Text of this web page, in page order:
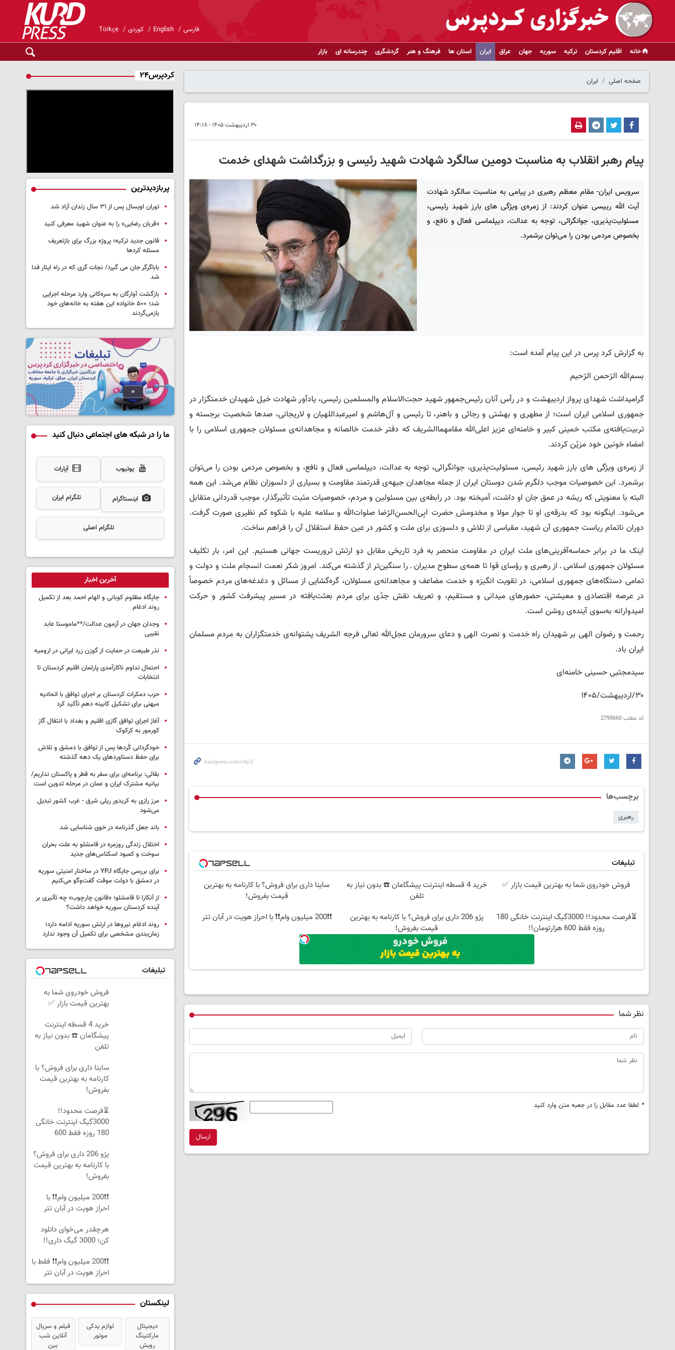
فارسی English کوردی Türkçe
خانه اقلیم کردستان ترکیه سوریه جهان عراق ایران استان ها فرهنگ و هنر گردشگری چندرسانه ای بازار
صفحه اصلی ایران
۳۰ اردیبهشت ۱۴۰۵ - ۱۴:۱۸
پیام رهبر انقلاب به ‌مناسبت دومین سالگرد شهادت شهید رئیسی و بزرگداشت شهدای خدمت
سرویس ایران- مقام معظم رهبری در پیامی به مناسبت سالگرد شهادت
آیت الله رییسی عنوان کردند: از زمره‌ی ویژگی های بارز شهید رئیسی،
مسئولیت‌پذیری، جوانگرائی، توجه به عدالت، دیپلماسی فعال و نافع، و
بخصوص مردمی بودن را می‌توان برشمرد.
به گزارش کرد پرس در این پیام آمده است:
بسم‌الله الرّحمن الرّحیم
گرامیداشت شهدای پرواز اردیبهشت و در رأس آنان رئیس‌جمهور شهید حجت‌الاسلام والمسلمین رئیسی، یادآور شهادت خیل شهیدان خدمتگزار در
جمهوری اسلامی ایران است؛ از مطهری و بهشتی و رجائی و باهنر، تا رئیسی و آل‌هاشم و امیرعبداللهیان و لاریجانی، صدها شخصیت برجسته و
تربیت‌یافته‌ی مکتب خمینی کبیر و خامنه‌ای عزیز اعلی‌الله مقامهماالشریف که دفتر خدمت خالصانه و مجاهدانه‌ی مسئولان جمهوری اسلامی را با
امضاء خونین خود مزیّن کردند.
از زمره‌ی ویژگی های بارز شهید رئیسی، مسئولیت‌پذیری، جوانگرائی، توجه به عدالت، دیپلماسی فعال و نافع، و بخصوص مردمی بودن را می‌توان
برشمرد. این خصوصیات موجب دلگرم شدن دوستان ایران از جمله مجاهدان جبهه‌ی قدرتمند مقاومت و بسیاری از دلسوزان نظام می‌شد. این همه
البته با معنویتی که ریشه در عمق جان او داشت، آمیخته بود. در رابطه‌ی بین مسئولین و مردم، خصوصیات مثبت تأثیرگذار، موجب قدردانی متقابل
می‌شود. اینگونه بود که بدرقه‌ی او تا جوار مولا و مخدومش حضرت ابِی‌الحسنِ‌الرّضا صلوات‌الله و سلامه ‌علیه با شکوه کم نظیری صورت گرفت.
دوران ناتمام ریاست جمهوری آن شهید، مقیاسی از تلاش و دلسوزی برای ملت و کشور در عین حفظ استقلال آن را فراهم ساخت.
اینک ما در برابر حماسه‌آفرینی‌های ملت ایران در مقاومت منحصر به فرد تاریخی مقابل دو ارتش تروریست جهانی هستیم. این امر، بار تکلیف
مسئولان جمهوری اسلامی ـ از رهبری و رؤسای قوا تا همه‌ی سطوح مدیران ـ را سنگین‌تر از گذشته می‌کند. امروز شکر نعمت انسجام ملت و دولت و
تمامی دستگاه‌های جمهوری اسلامی، در تقویت انگیزه و خدمت مضاعف و مجاهدانه‌ی مسئولان، گره‌گشایی از مسائل و دغدغه‌های مردم خصوصاً
در عرصه اقتصادی و معیشتی، حضورهای میدانی و مستقیم، و تعریف نقش جدّی برای مردم بعثت‌یافته در مسیر پیشرفت کشور و حرکت
امیدوارانه به‌سوی آینده‌ی روشن است.
رحمت و رضوان الهی بر شهیدان راه خدمت و نصرت الهی و دعای سرورمان عجل‌الله تعالی فرجه‌ الشریف پشتوانه‌ی خدمتگزاران به مردم مسلمان
ایران باد.
سیدمجتبی حسینی خامنه‌ای
۳۰/اردیبهشت/۱۴۰۵
کد مطلب2795660
برچسب‌ها
رهبری
تبلیغات
فروش خودروی شما به بهترین قیمت بازار ✅
خرید 4 قسطه اینترنت پیشگامان ☎️ بدون نیاز به
تلفن
ساینا داری برای فروش؟ با کارنامه به بهترین
قیمت بفروش!
⏳فرصت محدود!! 3000گیگ اینترنت خانگی 180
روزه فقط 600 هزارتومان!!
پژو 206 داری برای فروش؟ با کارنامه به بهترین
قیمت بفروش!
❗❗200 میلیون وام❗❗ با احراز هویت در آبان تتر
نظر شما
* لطفا عدد مقابل را در جعبه متن وارد کنید
ارسال
کردپرس۲۴
پربازدیدترین
توران اویسال پس از ۳۱ سال زندان آزاد شد
«قربان رضایی» را به عنوان شهید معرفی کنید
قانون جدید ترکیه؛ پروژه بزرگ‌ برای بازتعریف
مسئله کردها
باباگرگر جان می گیرد/ نجات گری که در راه ایثار فدا
شد
بازگشت آوارگان به سره‌کانی وارد مرحله اجرایی
شد؛ ۵۰۰ خانواده این هفته به خانه‌های خود
بازمی‌گردند
ما را در شبکه های اجتماعی دنبال کنید
یوتیوب آپارات
اینستاگرام تلگرام ایران
تلگرام اصلی
آخرین اخبار
جایگاه مظلوم کوبانی و الهام احمد بعد از تکمیل
روند ادغام
وجدان جهان در آزمون عدالت/**ماموستا عابد
نقیبی
نذر طبیعت در حمایت از گوزن زرد ایرانی در ارومیه
احتمال تداوم ناکارآمدی پارلمان اقلیم کردستان تا
انتخابات
حزب دمکرات کردستان بر اجرای توافق با اتحادیه
میهنی برای تشکیل کابینه دهم تأکید کرد
آغاز اجرای توافق گازی اقلیم و بغداد با انتقال گاز
کورمور به کرکوک
خودگردانی کُردها پس از توافق با دمشق و تلاش
برای حفظ دستاوردهای یک دهه گذشته
بقائی: برنامه‌ای برای سفر به قطر و پاکستان نداریم/
بیانیه مشترک ایران و عمان در مرحله تدوین است
مرز رازی به کریدور ریلی شرق - غرب کشور تبدیل
می‌شود
باند جعل گذرنامه در خوی شناسایی شد
اختلال زندگی روزمره در قامشلو به علت بحران
سوخت و کمبود اسکناس‌های جدید
برای بررسی جایگاه YPJ در ساختار امنیتی سوریه
در دمشق با دولت موقت گفت‌وگو می‌کنیم
از آنکارا تا قامشلو؛ «قانون چارچوب» چه تأثیری بر
آینده کردستان سوریه خواهد داشت؟
روند ادغام نیروها در ارتش سوریه ادامه دارد؛
زمان‌بندی مشخصی برای تکمیل آن وجود ندارد
تبلیغات
فروش خودروی شما به
بهترین قیمت بازار ✅
خرید 4 قسطه اینترنت
پیشگامان ☎️ بدون نیاز به
تلفن
ساینا داری برای فروش؟ با
کارنامه به بهترین قیمت
بفروش!
⏳فرصت محدود!!
3000گیگ اینترنت خانگی
180 روزه فقط 600
پژو 206 داری برای فروش؟
با کارنامه به بهترین قیمت
بفروش!
❗❗200 میلیون وام❗❗ با
احراز هویت در آبان تتر
هرچقدر می‌خوای دانلود
کن؛ 3000 گیگ داری!!
❗❗200 میلیون وام❗❗ فقط با
احراز هویت در آبان تتر
لینکستان
دیجیتال
مارکتینگ
رویش
لوازم یدکی
موتور
فیلم و سریال
آنلاین شب
بین